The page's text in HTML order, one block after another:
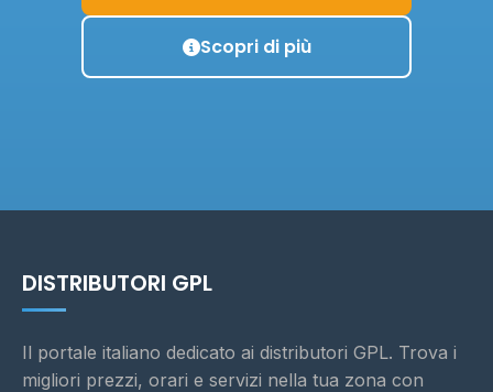
Scopri di più
DISTRIBUTORI GPL
Il portale italiano dedicato ai distributori GPL. Trova i
migliori prezzi, orari e servizi nella tua zona con